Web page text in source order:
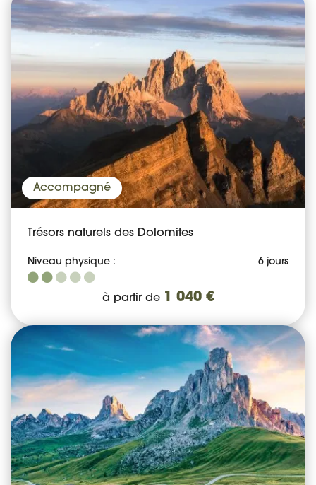
Accompagné
Trésors naturels des Dolomites
Niveau physique : 6 jours
à partir de 1 040 €